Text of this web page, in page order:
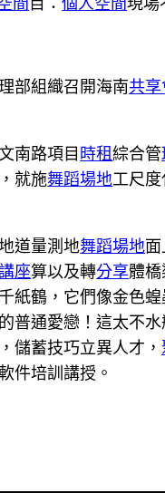
部組織召開海南共
南路項目 時租綜合管
就施舞蹈場地工尺
道量測地舞蹈場地
座算以及轉分享體
紙鶴，它們像金色
普通愛戀！這太不
，儲蓄技巧立異人才，
件培訓講授。